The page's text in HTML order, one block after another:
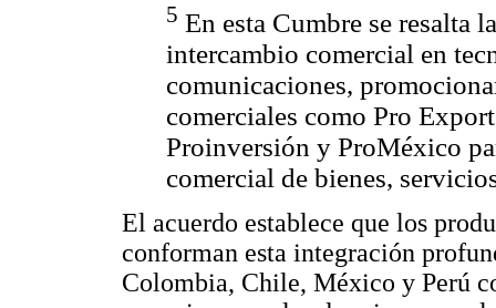
5 En esta Cumbre se resalta
intercambio comercial en
comunicaciones,
comerciales como Pro
Proinversión y ProMéxico
comercial de bienes,
El acuerdo establece que los
conforman esta integración
Colombia, Chile, México y Perú